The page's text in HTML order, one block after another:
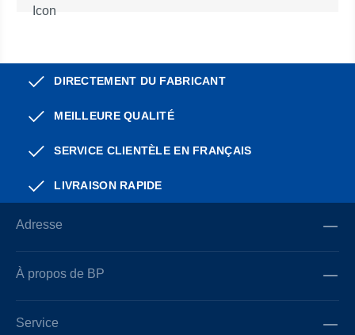
DIRECTEMENT DU FABRICANT
MEILLEURE QUALITÉ
SERVICE CLIENTÈLE EN FRANÇAIS
LIVRAISON RAPIDE
Adresse
À propos de BP
Service